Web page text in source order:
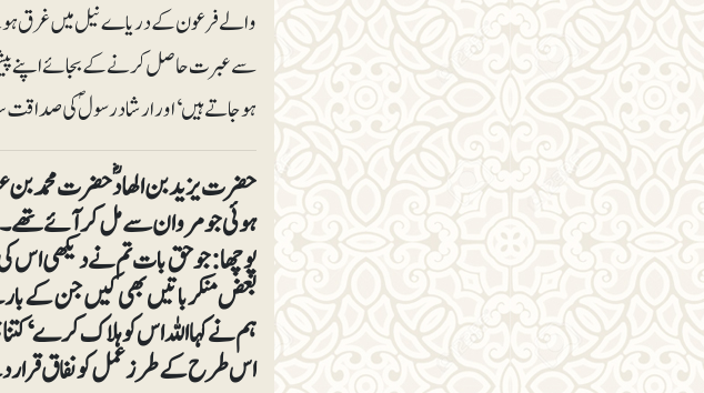
والے فرعون کے دریاے نیل میں غرق
سے عبرت حاصل کرنے کے بجائے اپنے پیش
ہوجاتے ہیں‘ اور ارشاد رسولؐ کی
حضرت یزید بن الھادؓ حضرت محمد
ہوئی جو مروان سے مل کر آئے
پوچھا: جو حق بات تم نے دیکھی اس کی
بعض منکر باتیں بھی کیں جن کے
ہم نے کہا اللہ اس کو ہلاک کرے‘
اس طرح کے طرزعمل کو نفاق قرار دیتے